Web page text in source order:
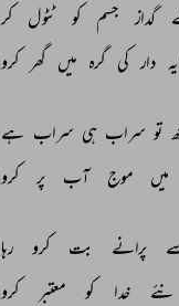
گداز جسم کو ٹٹول
کر
دار کی گرہ میں گھر کرو
تو سراب ہی سراب ہے
میں موج آب پر کرو
پرانے بت کرو
رہا
نئے خدا کو معتبر کرو